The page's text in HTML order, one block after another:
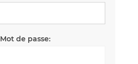
Mot de passe: